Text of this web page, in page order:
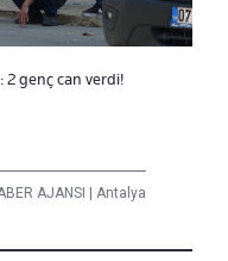
2 genç can verdi!
AJANSI | Antalya